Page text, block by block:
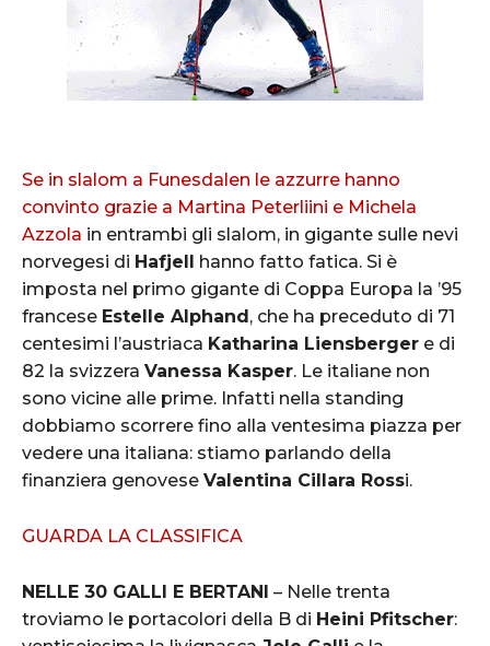
Se in slalom a Funesdalen le azzurre hanno
convinto grazie a Martina Peterliini e Michela
Azzola in entrambi gli slalom, in gigante sulle nevi
norvegesi di Hafjell
hanno fatto fatica. Si è
imposta nel primo gigante di Coppa Europa la ’95
francese Estelle Alphand , che ha preceduto di 71
centesimi l’austriaca Katharina Liensberger e di
82 la svizzera Vanessa Kasper. Le italiane non
sono vicine alle prime. Infatti nella standing
dobbiamo scorrere fino alla ventesima piazza per
vedere una italiana: stiamo parlando della
finanziera genovese Valentina Cillara Rossi.
GUARDA LA CLASSIFICA
NELLE 30 GALLI E BERTANI
– Nelle trenta
troviamo le portacolori della B di Heini Pfitscher: